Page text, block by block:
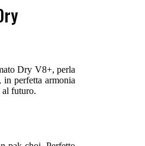
Dry V8+, perla
in perfetta armonia
al futuro.